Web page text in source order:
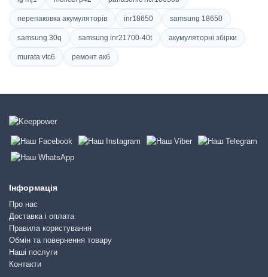
перепаковка акумуляторів inr18650 samsung 18650
samsung 30q samsung inr21700-40t акумуляторні збірки
murata vtc6 ремонт акб
Інформація
Про нас
Доставка і оплата
Правила користування
Обмін та повернення товару
Наші послуги
Контакти